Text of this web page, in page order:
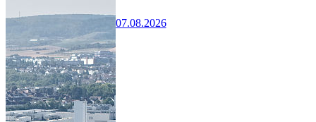
07.08.2026